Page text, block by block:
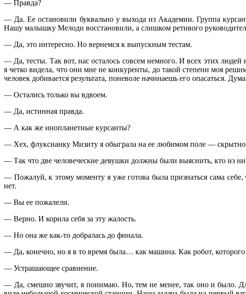
— Правда?
— Да. Ее остановили буквально у выхода из Академии. Группа
Нашу малышку Мелоди восстановили, а слишком ретивого
— Да, это интересно. Но вернемся к выпускным тестам.
— Да, тесты. Так вот, нас осталось совсем немного. И всех этих
я четко видела, что они мне не конкуренты, до такой степени моя
человек добивается результата, поневоле начинаешь его опасаться.
— Остались только вы вдвоем.
— Да, истинная правда.
— А как же инопланетные курсанты?
— Хех, флуксианку Мизиту я обыграла на ее любимом поле —
— Так что две человеческие девушки должны были выяснить, кто из
— Пожалуй, к этому моменту я уже готова была признаться сама
нет.
— Вы ее пожалели.
— Верно. И корила себя за эту жалость.
— Но она же как-то добралась до финала.
— Да, конечно, но я в то время была… как машина. Как робот, которого
— Устрашающее сравнение.
— Да, смешно звучит, я понимаю. Но, тем не менее, так оно и было.